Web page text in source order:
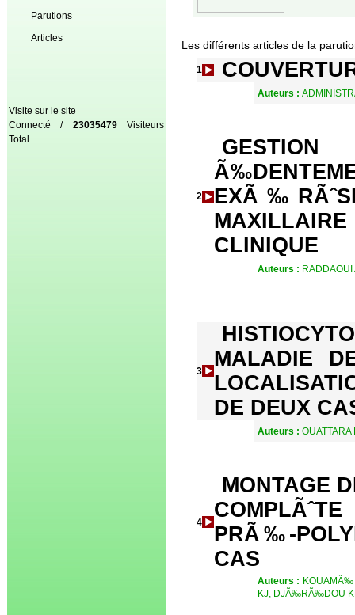
Parutions
Articles
Visite sur le site
Connecté / 23035479Visiteurs
Total
Les différents articles de la
1
Auteurs :
2
CLINIQUE
Auteurs :
3
MALADIE
DE DEUX
Auteurs : OUATTARA
4
MONTAGE
PRÃ‰-
CAS
Auteurs : KOUAMÃ‰
KJ, DJÃ‰RÃ‰DOU